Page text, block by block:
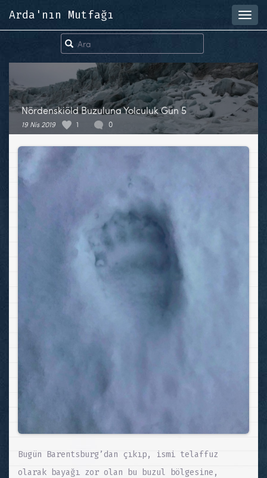
Arda'nın Mutfağı
Nördenskiöld Buzuluna Yolculuk Gün 5
19 Nis 2019 1 0
Bugün Barentsburg’dan çıkıp, ismi telaffuz
olarak bayağı zor olan bu buzul bölgesine,